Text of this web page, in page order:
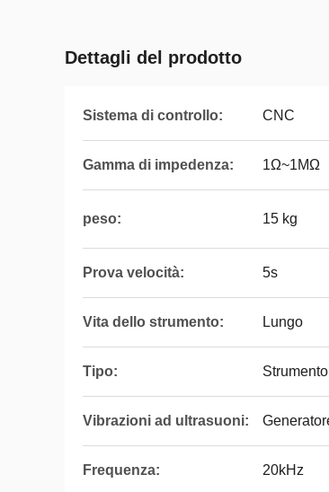
Dettagli del prodotto
Sistema di controllo: CNC
Gamma di impedenza: 1Ω~1MΩ
peso: 15 kg
Prova velocità: 5s
Vita dello strumento: Lungo
Tipo:
Vibrazioni ad ultrasuoni:
Frequenza: 20kHz